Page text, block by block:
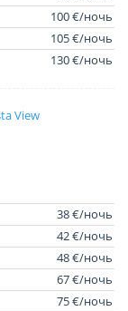
100 €/ночь
105 €/ночь
130 €/ночь
View
38 €/ночь
42 €/ночь
48 €/ночь
67 €/ночь
75 €/ночь